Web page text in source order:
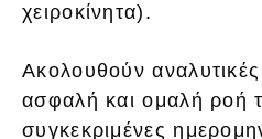
χειροκίνητα).
Ακολουθούν αναλυτικές
ασφαλή και ομαλή ροή
συγκεκριμένες